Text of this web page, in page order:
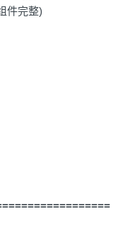
件完整)